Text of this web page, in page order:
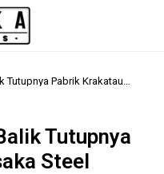
Tutupnya Pabrik Krakatau
Tutupnya
Steel